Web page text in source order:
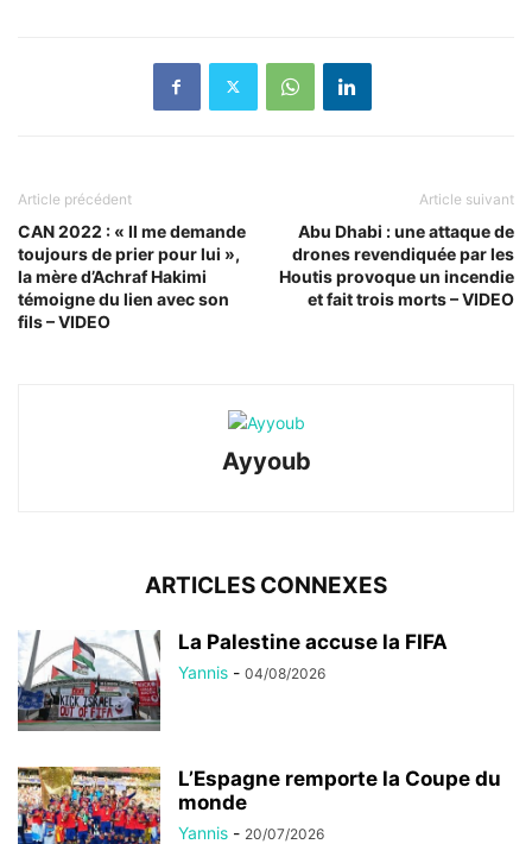
Article précédent
CAN 2022 : « Il me demande
toujours de prier pour lui »,
la mère d’Achraf Hakimi
témoigne du lien avec son
fils – VIDEO
Article suivant
Abu Dhabi : une attaque de
drones revendiquée par les
Houtis provoque un incendie
et fait trois morts – VIDEO
Ayyoub
ARTICLES CONNEXES
La Palestine accuse la FIFA
Yannis - 04/08/2026
L’Espagne remporte la Coupe du
monde
Yannis - 20/07/2026